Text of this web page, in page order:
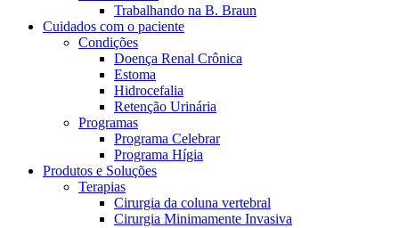
Trabalhando na B. Braun
Cuidados com o paciente
Condições
Doença Renal Crônica
Estoma
Hidrocefalia
Retenção Urinária
Programas
Programa Celebrar
Programa Hígia
Produtos e Soluções
Terapias
Cirurgia da coluna vertebral
Cirurgia Minimamente Invasiva